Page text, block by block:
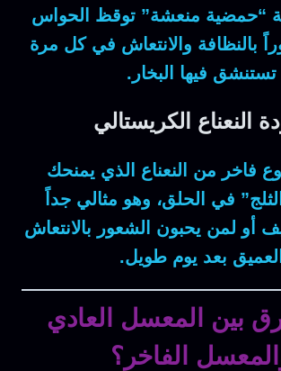
“حمضية منعشة” توقظ الحواس
بالنظافة والانتعاش في كل مرة
تستنشق فيها البخار.
النعناع الكريستالي
فاخر من النعناع الذي يمنحك
في الحلق، وهو مثالي جداً
أو لمن يحبون الشعور بالانتعاش
العميق بعد يوم طويل.
بين المعسل العادي
الفاخر؟